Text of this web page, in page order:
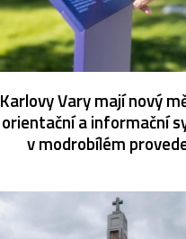
Karlovy Vary mají nový
orientační a informační
v modrobílém